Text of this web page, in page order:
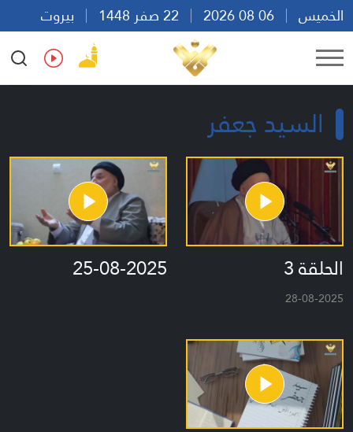
الخميس
بيروت
23:02
Ar En Fr Es
السيد جعفر
الحلقة 3
28-08-2025
25-08-2025